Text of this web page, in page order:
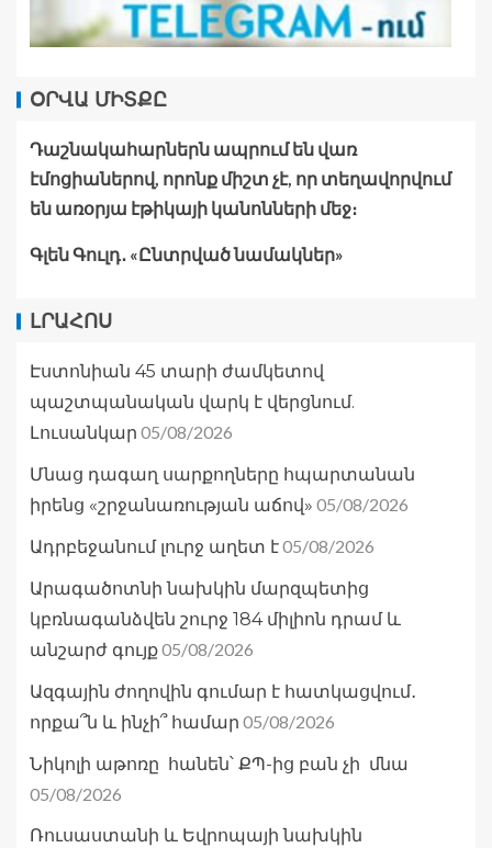
ՕՐՎԱ ՄԻՏՔԸ
Դաշնակահարներն ապրում են վառ
էմոցիաներով, որոնք միշտ չէ, որ տեղավորվում
են առօրյա էթիկայի կանոնների մեջ։
Գլեն Գուլդ․ «Ընտրված նամակներ»
ԼՐԱՀՈՍ
Էստոնիան 45 տարի ժամկետով
պաշտպանական վարկ է վերցնում.
Լուսանկար 05/08/2026
Մնաց դագաղ սարքողները հպարտանան
իրենց «շրջանառության աճով» 05/08/2026
Ադրբեջանում լուրջ աղետ է05/08/2026
Արագածոտնի նախկին մարզպետից
կբռնագանձվեն շուրջ 184 միլիոն դրամ և
անշարժ գույք05/08/2026
Ազգային ժողովին գումար է հատկացվում․
որքա՞ն և ինչի՞ համար 05/08/2026
Նիկոլի աթոռը հանեն՝ ՔՊ-ից բան չի մնա
05/08/2026
Ռուսաստանի և Եվրոպայի նախկին